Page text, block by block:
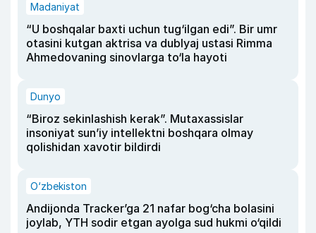
Madaniyat
“U boshqalar baxti uchun tug‘ilgan edi”. Bir umr
otasini kutgan aktrisa va dublyaj ustasi Rimma
Ahmedovaning sinovlarga to‘la hayoti
Dunyo
“Biroz sekinlashish kerak”. Mutaxassislar
insoniyat sun’iy intellektni boshqara olmay
qolishidan xavotir bildirdi
O‘zbekiston
Andijonda Tracker’ga 21 nafar bog‘cha bolasini
joylab, YTH sodir etgan ayolga sud hukmi o‘qildi